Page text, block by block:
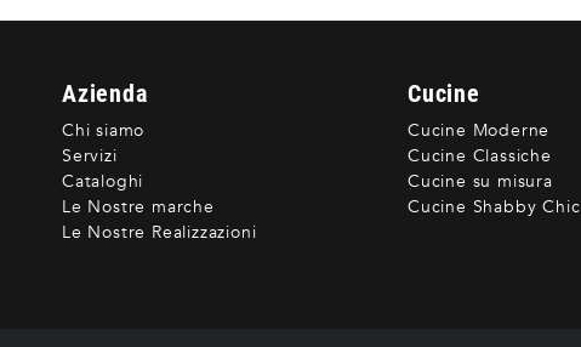
Azienda
Chi siamo
Servizi
Cataloghi
Le Nostre marche
Le Nostre Realizzazioni
Cucine
Cucine Moderne
Cucine Classiche
Cucine su misura
Cucine Shabby Chic